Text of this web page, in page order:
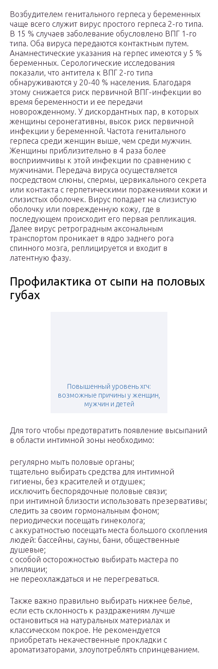
Возбудителем генитального герпеса у беременных
чаще всего служит вирус простого герпеса 2-го типа.
В 15 % случаев заболевание обусловлено ВПГ 1-го
типа. Оба вируса передаются контактным путем.
Анамнестические указания на герпес имеются у 5 %
беременных. Серологические исследования
показали, что антитела к ВПГ 2-го типа
обнаруживаются у 20-40 % населения. Благодаря
этому снижается риск первичной ВПГ-инфекции во
время беременности и ее передачи
новорожденному. У дискордантных пар, в которых
женщины серонегативны, высок риск первичной
инфекции у беременной. Частота генитального
герпеса среди женщин выше, чем среди мужчин.
Женщины приблизительно в 4 раза более
восприимчивы к этой инфекции по сравнению с
мужчинами. Передача вируса осуществляется
посредством слюны, спермы, цервикального секрета
или контакта с герпетическими поражениями кожи и
слизистых оболочек. Вирус попадает на слизистую
оболочку или поврежденную кожу, где в
последующем происходит его первая репликация.
Далее вирус ретроградным аксональным
транспортом проникает в ядро заднего рога
спинного мозга, реплицируется и входит в
латентную фазу.
Профилактика от сыпи на половых
губах
Повышенный уровень хгч:
возможные причины у женщин,
мужчин и детей
Для того чтобы предотвратить появление высыпаний
в области интимной зоны необходимо:
регулярно мыть половые органы;
тщательно выбирать средства для интимной
гигиены, без красителей и отдушек;
исключить беспорядочные половые связи;
при интимной близости использовать презервативы;
следить за своим гормональным фоном;
периодически посещать гинеколога;
с аккуратностью посещать места большого скопления
людей: бассейны, сауны, бани, общественные
душевые;
с особой осторожностью выбирать мастера по
эпиляции;
не переохлаждаться и не перегреваться.
Также важно правильно выбирать нижнее белье,
если есть склонность к раздражениям лучше
остановиться на натуральных материалах и
классическом покрое. Не рекомендуется
приобретать некачественные прокладки с
ароматизаторами, злоупотреблять спринцеванием.